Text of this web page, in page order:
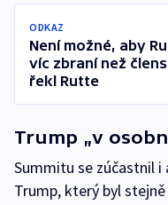
ODKAZ
Není možné, aby
víc zbraní než
řekl Rutte
Trump „v
Summitu se zúčastnil
Trump, který byl